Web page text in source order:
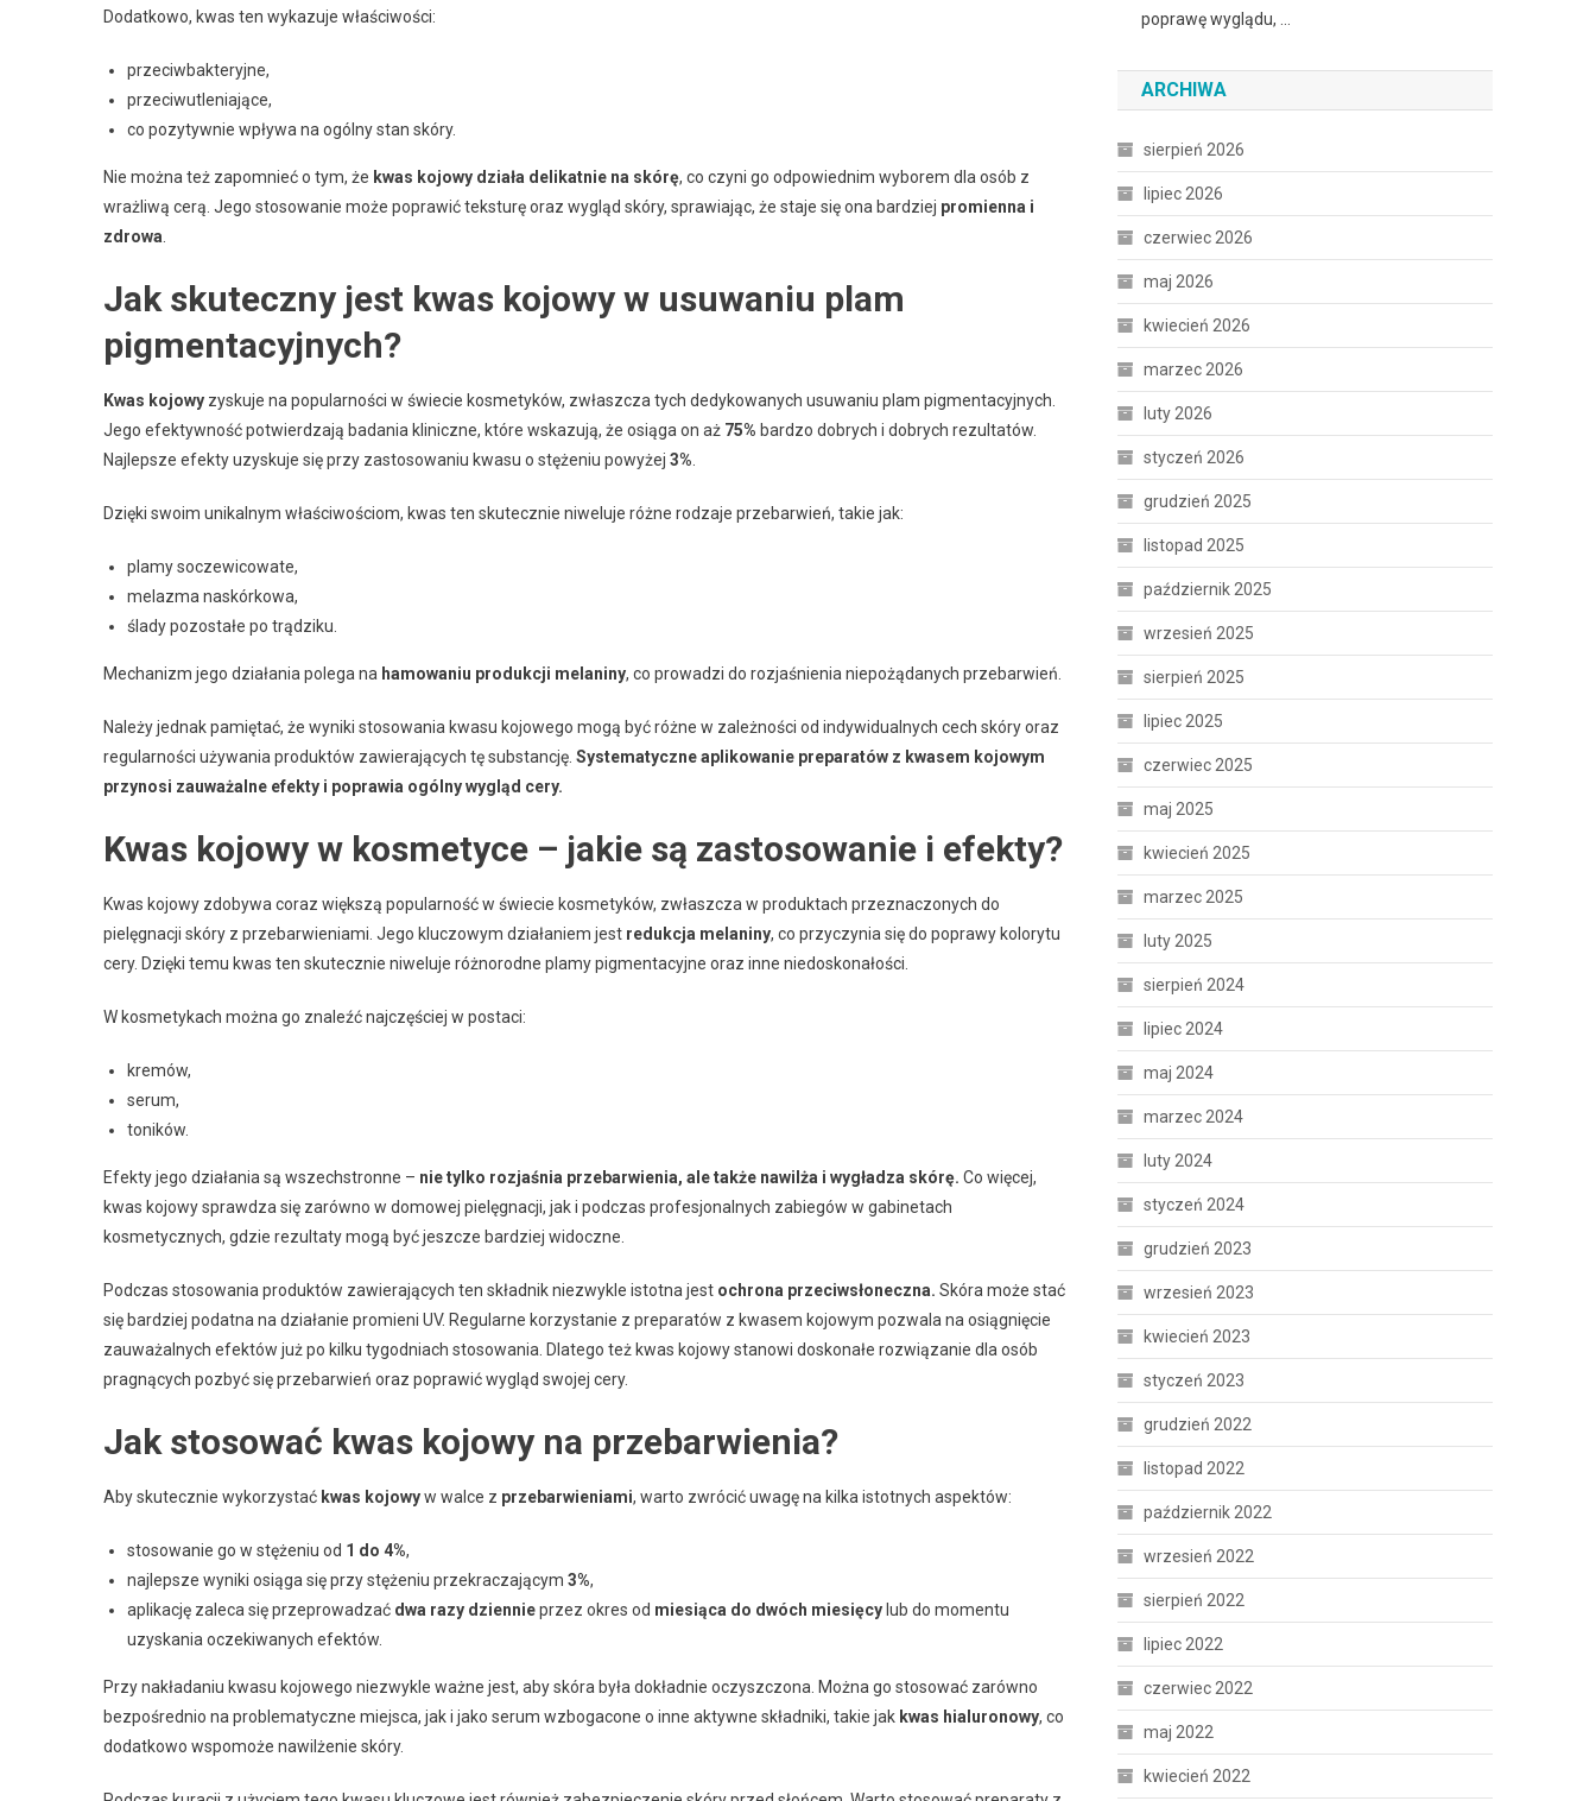
Dodatkowo, kwas ten wykazuje właściwości:
przeciwbakteryjne,
przeciwutleniające,
co pozytywnie wpływa na ogólny stan skóry.
Nie można też zapomnieć o tym, że kwas kojowy działa delikatnie na skórę, co czyni go odpowiednim wyborem dla osób z
wrażliwą cerą. Jego stosowanie może poprawić teksturę oraz wygląd skóry, sprawiając, że staje się ona bardziej promienna i
zdrowa.
Jak skuteczny jest kwas kojowy w usuwaniu plam
pigmentacyjnych?
Kwas kojowy zyskuje na popularności w świecie kosmetyków, zwłaszcza tych dedykowanych usuwaniu plam pigmentacyjnych.
Jego efektywność potwierdzają badania kliniczne, które wskazują, że osiąga on aż 75% bardzo dobrych i dobrych rezultatów.
Najlepsze efekty uzyskuje się przy zastosowaniu kwasu o stężeniu powyżej 3%.
Dzięki swoim unikalnym właściwościom, kwas ten skutecznie niweluje różne rodzaje przebarwień, takie jak:
plamy soczewicowate,
melazma naskórkowa,
ślady pozostałe po trądziku.
Mechanizm jego działania polega na hamowaniu produkcji melaniny, co prowadzi do rozjaśnienia niepożądanych przebarwień.
Należy jednak pamiętać, że wyniki stosowania kwasu kojowego mogą być różne w zależności od indywidualnych cech skóry oraz
regularności używania produktów zawierających tę substancję. Systematyczne aplikowanie preparatów z kwasem kojowym
przynosi zauważalne efekty i poprawia ogólny wygląd cery.
Kwas kojowy w kosmetyce – jakie są zastosowanie i efekty?
Kwas kojowy zdobywa coraz większą popularność w świecie kosmetyków, zwłaszcza w produktach przeznaczonych do
pielęgnacji skóry z przebarwieniami. Jego kluczowym działaniem jest redukcja melaniny, co przyczynia się do poprawy kolorytu
cery. Dzięki temu kwas ten skutecznie niweluje różnorodne plamy pigmentacyjne oraz inne niedoskonałości.
W kosmetykach można go znaleźć najczęściej w postaci:
kremów,
serum,
toników.
Efekty jego działania są wszechstronne – nie tylko rozjaśnia przebarwienia, ale także nawilża i wygładza skórę. Co więcej,
kwas kojowy sprawdza się zarówno w domowej pielęgnacji, jak i podczas profesjonalnych zabiegów w gabinetach
kosmetycznych, gdzie rezultaty mogą być jeszcze bardziej widoczne.
Podczas stosowania produktów zawierających ten składnik niezwykle istotna jest ochrona przeciwsłoneczna. Skóra może stać
się bardziej podatna na działanie promieni UV. Regularne korzystanie z preparatów z kwasem kojowym pozwala na osiągnięcie
zauważalnych efektów już po kilku tygodniach stosowania. Dlatego też kwas kojowy stanowi doskonałe rozwiązanie dla osób
pragnących pozbyć się przebarwień oraz poprawić wygląd swojej cery.
Jak stosować kwas kojowy na przebarwienia?
Aby skutecznie wykorzystać kwas kojowyw walce z przebarwieniami, warto zwrócić uwagę na kilka istotnych aspektów:
stosowanie go w stężeniu od 1 do 4%,
najlepsze wyniki osiąga się przy stężeniu przekraczającym 3%,
aplikację zaleca się przeprowadzać dwa razy dziennieprzez okres od miesiąca do dwóch miesięcy lub do momentu
uzyskania oczekiwanych efektów.
Przy nakładaniu kwasu kojowego niezwykle ważne jest, aby skóra była dokładnie oczyszczona. Można go stosować zarówno
bezpośrednio na problematyczne miejsca, jak i jako serum wzbogacone o inne aktywne składniki, takie jak kwas hialuronowy, co
dodatkowo wspomoże nawilżenie skóry.
poprawę wyglądu, …
ARCHIWA
sierpień 2026
lipiec 2026
czerwiec 2026
maj 2026
kwiecień 2026
marzec 2026
luty 2026
styczeń 2026
grudzień 2025
listopad 2025
październik 2025
wrzesień 2025
sierpień 2025
lipiec 2025
czerwiec 2025
maj 2025
kwiecień 2025
marzec 2025
luty 2025
sierpień 2024
lipiec 2024
maj 2024
marzec 2024
luty 2024
styczeń 2024
grudzień 2023
wrzesień 2023
kwiecień 2023
styczeń 2023
grudzień 2022
listopad 2022
październik 2022
wrzesień 2022
sierpień 2022
lipiec 2022
czerwiec 2022
maj 2022
kwiecień 2022